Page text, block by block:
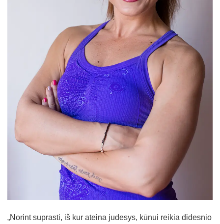
Kontaktai
„Norint suprasti, iš kur ateina judesys, kūnui reikia didesnio